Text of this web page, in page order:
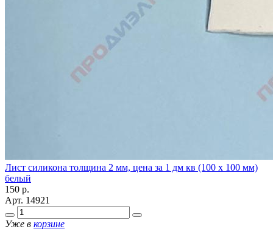
Лист силикона толщина 2 мм, цена за 1 дм кв (100 х 100 мм)
белый
150 р.
Арт. 14921
Уже в корзине